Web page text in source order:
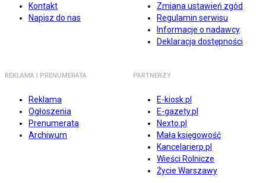
Kontakt
Napisz do nas
Zmiana ustawień zgód
Regulamin serwisu
Informacje o nadawcy
Deklaracja dostępności
REKLAMA I PRENUMERATA
Reklama
Ogłoszenia
Prenumerata
Archiwum
PARTNERZY
E-kiosk.pl
E-gazety.pl
Nexto.pl
Mała księgowość
Kancelarierp.pl
Wieści Rolnicze
Życie Warszawy